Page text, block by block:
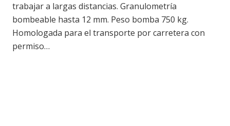
trabajar a largas distancias. Granulometría
bombeable hasta 12 mm. Peso bomba 750 kg.
Homologada para el transporte por carretera con
permiso…